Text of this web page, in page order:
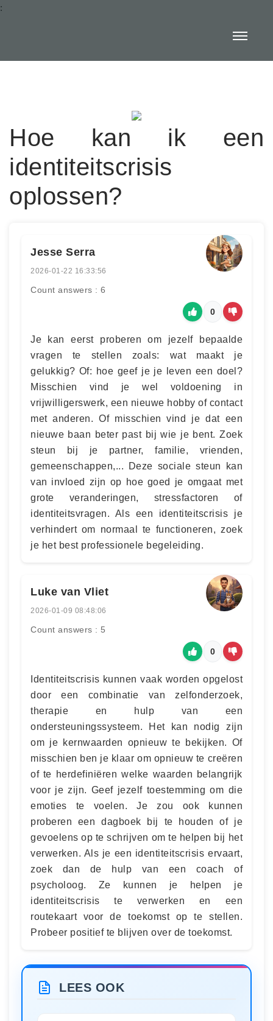
:
Hoe kan ik een
identiteitscrisis
oplossen?
Jesse Serra
2026-01-22 16:33:56
Count answers : 6
0
Je kan eerst proberen om jezelf bepaalde
vragen te stellen zoals: wat maakt je
gelukkig? Of: hoe geef je je leven een doel?
Misschien vind je wel voldoening in
vrijwilligerswerk, een nieuwe hobby of contact
met anderen. Of misschien vind je dat een
nieuwe baan beter past bij wie je bent. Zoek
steun bij je partner, familie, vrienden,
gemeenschappen,... Deze sociale steun kan
van invloed zijn op hoe goed je omgaat met
grote veranderingen, stressfactoren of
identiteitsvragen. Als een identiteitscrisis je
verhindert om normaal te functioneren, zoek
je het best professionele begeleiding.
Luke van Vliet
2026-01-09 08:48:06
Count answers : 5
0
Identiteitscrisis kunnen vaak worden opgelost
door een combinatie van zelfonderzoek,
therapie en hulp van een
ondersteuningssysteem. Het kan nodig zijn
om je kernwaarden opnieuw te bekijken. Of
misschien ben je klaar om opnieuw te creëren
of te herdefiniëren welke waarden belangrijk
voor je zijn. Geef jezelf toestemming om die
emoties te voelen. Je zou ook kunnen
proberen een dagboek bij te houden of je
gevoelens op te schrijven om te helpen bij het
verwerken. Als je een identiteitscrisis ervaart,
zoek dan de hulp van een coach of
psycholoog. Ze kunnen je helpen je
identiteitscrisis te verwerken en een
routekaart voor de toekomst op te stellen.
Probeer positief te blijven over de toekomst.
LEES OOK